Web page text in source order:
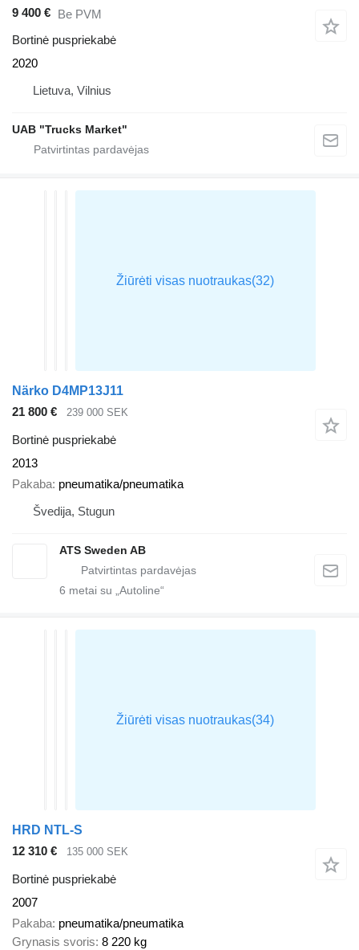
9 400 € Be PVM
Bortinė puspriekabė
2020
Lietuva, Vilnius
UAB "Trucks Market"
Närko D4MP13J11
21 800 €
239 000 SEK
Bortinė puspriekabė
2013
Pakaba pneumatika/pneumatika
Švedija, Stugun
ATS Sweden AB
6 metai su „Autoline“
HRD NTL-S
12 310 €
135 000 SEK
Bortinė puspriekabė
2007
Pakaba pneumatika/pneumatika
Grynasis svoris 8 220 kg